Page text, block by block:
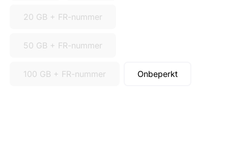
20 GB + FR-nummer
50 GB + FR-nummer
100 GB + FR-nummer Onbeperkt